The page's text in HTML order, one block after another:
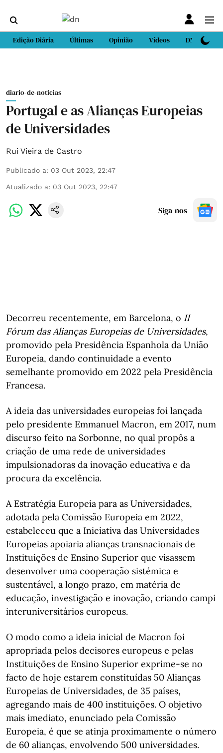
Edição Diária Últimas Opinião Vídeos DN Sport
diario-de-noticias
Portugal e as Alianças Europeias
de Universidades
Rui Vieira de Castro
Publicado a: 03 Out 2023, 22:47
Atualizado a: 03 Out 2023, 22:47
Siga-nos
Decorreu recentemente, em Barcelona, o II
Fórum das Alianças Europeias de Universidades,
promovido pela Presidência Espanhola da União
Europeia, dando continuidade a evento
semelhante promovido em 2022 pela Presidência
Francesa.
A ideia das universidades europeias foi lançada
pelo presidente Emmanuel Macron, em 2017, num
discurso feito na Sorbonne, no qual propôs a
criação de uma rede de universidades
impulsionadoras da inovação educativa e da
procura da excelência.
A Estratégia Europeia para as Universidades,
adotada pela Comissão Europeia em 2022,
estabeleceu que a Iniciativa das Universidades
Europeias apoiaria alianças transnacionais de
Instituições de Ensino Superior que visassem
desenvolver uma cooperação sistémica e
sustentável, a longo prazo, em matéria de
educação, investigação e inovação, criando campi
interuniversitários europeus.
O modo como a ideia inicial de Macron foi
apropriada pelos decisores europeus e pelas
Instituições de Ensino Superior exprime-se no
facto de hoje estarem constituídas 50 Alianças
Europeias de Universidades, de 35 países,
agregando mais de 400 instituições. O objetivo
mais imediato, enunciado pela Comissão
Europeia, é que se atinja proximamente o número
de 60 alianças, envolvendo 500 universidades.